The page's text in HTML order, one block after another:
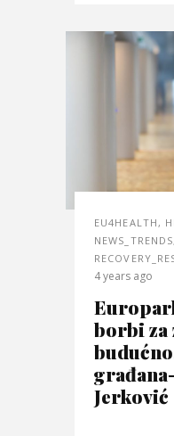
EU4HEALTH ,
NEWS_TRENDS
4 years ago
borbi za
Jerković